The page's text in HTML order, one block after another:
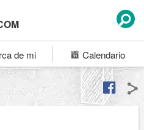
de mi Calendario